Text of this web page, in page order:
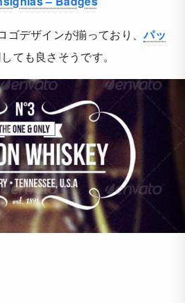
ゴデザインが揃っており、パッ
ても良さそうです。